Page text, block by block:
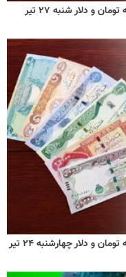
قیمت دینار عراق امروز + نرخ ارز اربعین دولتی به تومان و دلار شنبه ۲۷ تیر
قیمت دینار عراق امروز + نرخ ارز اربعین دولتی به تومان و دلار چهارشنبه ۲۴ تیر